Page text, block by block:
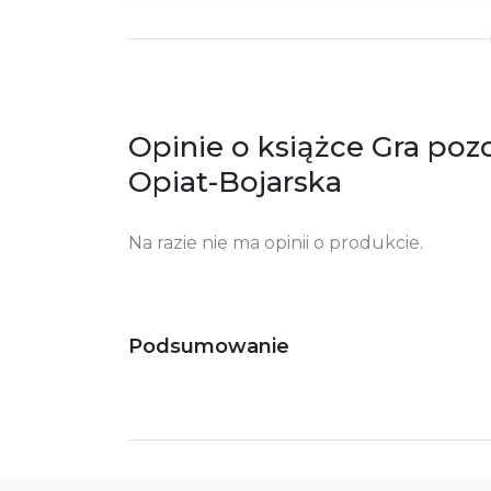
Ostrzeżenia oraz informacje dotyczące
Opinie o książce Gra
Opiat-Bojarska
Na razie nie ma opinii o produkcie.
Podsumowanie